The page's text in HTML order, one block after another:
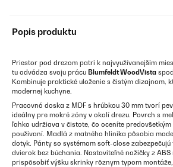
Popis produktu
Priestor pod drezom patrí k najvyužívanejším
tu odvádza svoju prácu Blumfeldt WoodVista
Kombinuje praktické uloženie s čistým dizajnom,
modernej kuchyne.
Pracovná doska z MDF s hrúbkou 30 mm tvorí
ideálny pre mokré zóny v okolí drezu. Povrch s
ľahko udržiava v čistote, čo oceníte
používaní. Madlá z matného hliníka pôsobia
dotyk. Pánty so systémom soft-close
dvierok bez búchania. Nastaviteľné nožičky z
prispôsobiť výšku skrinky rôznym typom